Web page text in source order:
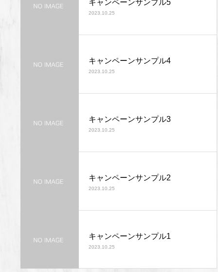
キャンペーンサンプル5
2023.10.25
キャンペーンサンプル4
2023.10.25
キャンペーンサンプル3
2023.10.25
キャンペーンサンプル2
2023.10.25
キャンペーンサンプル1
2023.10.25